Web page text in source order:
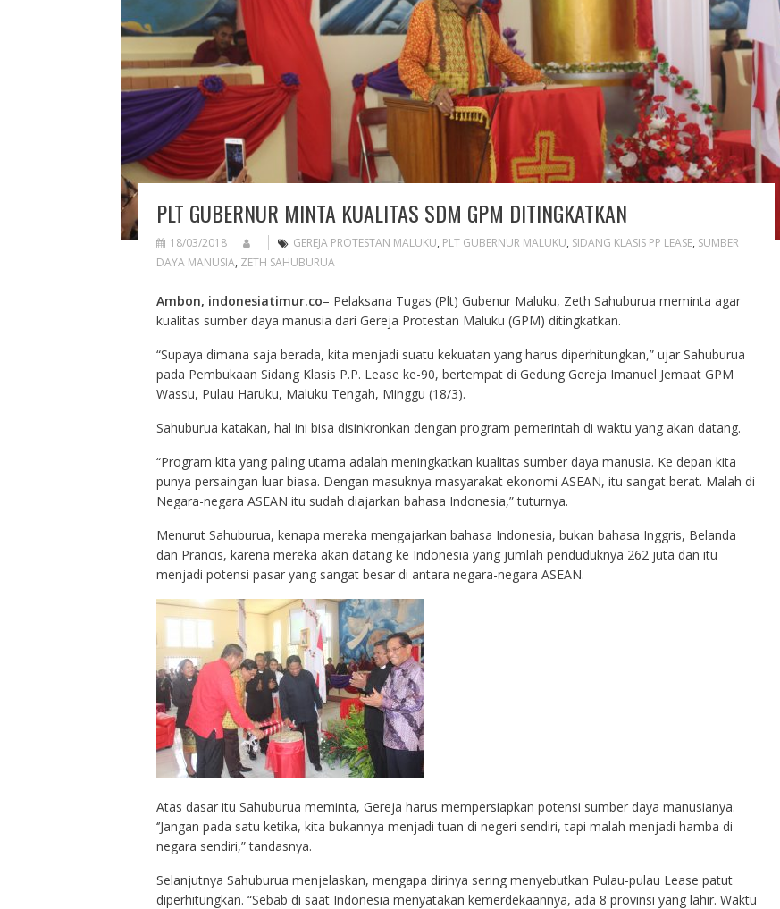
PLT GUBERNUR MINTA KUALITAS SDM GPM DITINGKATKAN
18/03/2018 GEREJA PROTESTAN MALUKU, PLT GUBERNUR MALUKU, SIDANG KLASIS PP LEASE, SUMBER
DAYA MANUSIA, ZETH SAHUBURUA
Ambon, indonesiatimur.co– Pelaksana Tugas (Plt) Gubenur Maluku, Zeth Sahuburua meminta agar
kualitas sumber daya manusia dari Gereja Protestan Maluku (GPM) ditingkatkan.
“Supaya dimana saja berada, kita menjadi suatu kekuatan yang harus diperhitungkan,” ujar Sahuburua
pada Pembukaan Sidang Klasis P.P. Lease ke-90, bertempat di Gedung Gereja Imanuel Jemaat GPM
Wassu, Pulau Haruku, Maluku Tengah, Minggu (18/3).
Sahuburua katakan, hal ini bisa disinkronkan dengan program pemerintah di waktu yang akan datang.
“Program kita yang paling utama adalah meningkatkan kualitas sumber daya manusia. Ke depan kita
punya persaingan luar biasa. Dengan masuknya masyarakat ekonomi ASEAN, itu sangat berat. Malah di
Negara-negara ASEAN itu sudah diajarkan bahasa Indonesia,” tuturnya.
Menurut Sahuburua, kenapa mereka mengajarkan bahasa Indonesia, bukan bahasa Inggris, Belanda
dan Prancis, karena mereka akan datang ke Indonesia yang jumlah penduduknya 262 juta dan itu
menjadi potensi pasar yang sangat besar di antara negara-negara ASEAN.
Atas dasar itu Sahuburua meminta, Gereja harus mempersiapkan potensi sumber daya manusianya.
‘’Jangan pada satu ketika, kita bukannya menjadi tuan di negeri sendiri, tapi malah menjadi hamba di
negara sendiri,” tandasnya.
Selanjutnya Sahuburua menjelaskan, mengapa dirinya sering menyebutkan Pulau-pulau Lease patut
diperhitungkan. “Sebab di saat Indonesia menyatakan kemerdekaannya, ada 8 provinsi yang lahir. Waktu